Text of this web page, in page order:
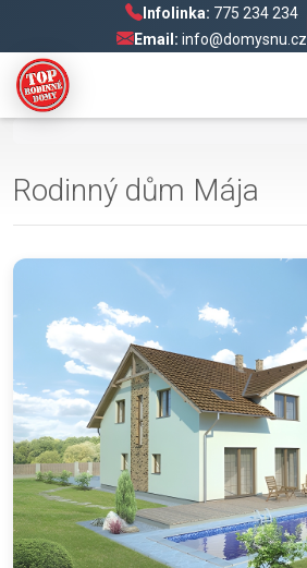
Infolinka: 775 234 234
Email: info@domysnu.cz
Rodinný dům Mája